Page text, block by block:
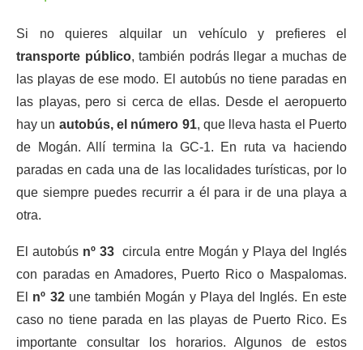
Si no quieres alquilar un vehículo y prefieres el
transporte público, también podrás llegar a muchas de
las playas de ese modo. El autobús no tiene paradas en
las playas, pero si cerca de ellas. Desde el aeropuerto
hay un autobús, el número 91, que lleva hasta el Puerto
de Mogán. Allí termina la GC-1. En ruta va haciendo
paradas en cada una de las localidades turísticas, por lo
que siempre puedes recurrir a él para ir de una playa a
otra.
El autobús nº 33 circula entre Mogán y Playa del Inglés
con paradas en Amadores, Puerto Rico o Maspalomas.
El nº 32une también Mogán y Playa del Inglés. En este
caso no tiene parada en las playas de Puerto Rico. Es
importante consultar los horarios. Algunos de estos